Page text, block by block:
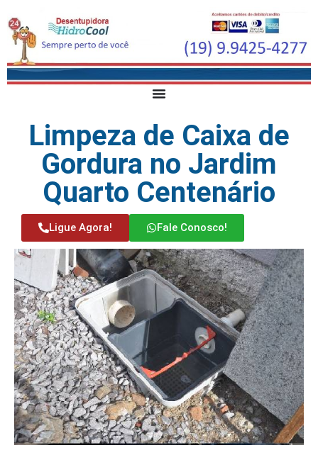
Limpeza de Caixa de
Gordura no Jardim
Quarto Centenário
Ligue Agora! Fale Conosco!